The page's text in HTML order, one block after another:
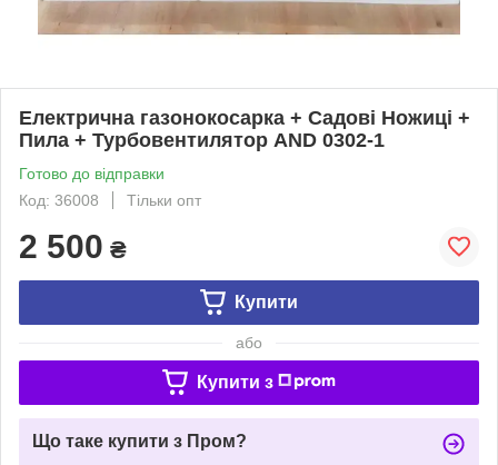
Електрична газонокосарка + Садові Ножиці +
Пила + Турбовентилятор AND 0302-1
Готово до відправки
Код: 36008
Тільки опт
2 500 ₴
Купити
або
Купити з
Що таке купити з Пром?